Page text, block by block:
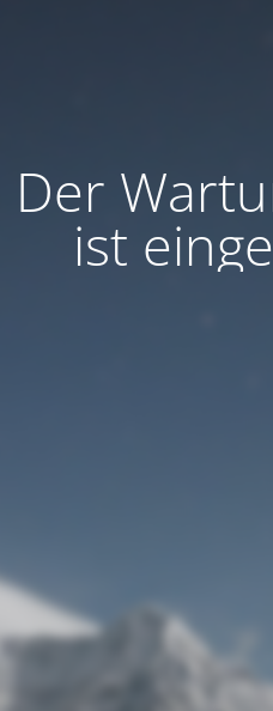
Der
ist